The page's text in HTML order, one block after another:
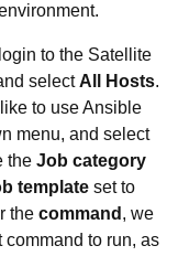
to the Satellite
select All Hosts.
to use Ansible
menu, and select
the Job category
template set to
the command , we
command to run, as